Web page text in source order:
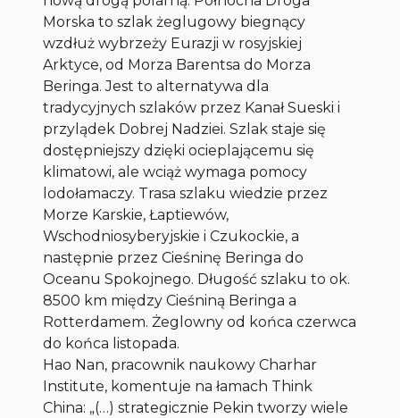
Morska to szlak żeglugowy biegnący
wzdłuż wybrzeży Eurazji w rosyjskiej
Arktyce, od Morza Barentsa do Morza
Beringa. Jest to alternatywa dla
tradycyjnych szlaków przez Kanał Sueski i
przylądek Dobrej Nadziei. Szlak staje się
dostępniejszy dzięki ocieplającemu się
klimatowi, ale wciąż wymaga pomocy
lodołamaczy. Trasa szlaku wiedzie przez
Morze Karskie, Łaptiewów,
Wschodniosyberyjskie i Czukockie, a
następnie przez Cieśninę Beringa do
Oceanu Spokojnego. Długość szlaku to ok.
8500 km między Cieśniną Beringa a
Rotterdamem. Żeglowny od końca czerwca
do końca listopada.
Hao Nan, pracownik naukowy Charhar
Institute, komentuje na łamach Think
China: „(…) strategicznie Pekin tworzy wiele